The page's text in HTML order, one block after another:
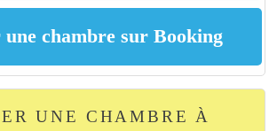
UNE CHAMBRE À